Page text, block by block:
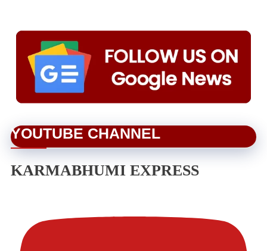
YOUTUBE CHANNEL
KARMABHUMI EXPRESS